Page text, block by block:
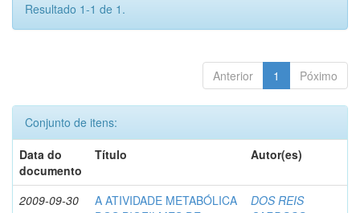
Resultado 1-1 de 1.
Anterior 1 Póximo
Conjunto de itens:
Data do
documento
Título Autor(es)
2009-09-30
A ATIVIDADE METABÓLICA
DOS REIS